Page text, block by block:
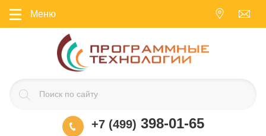
Меню
+7 (499) 398-01-65